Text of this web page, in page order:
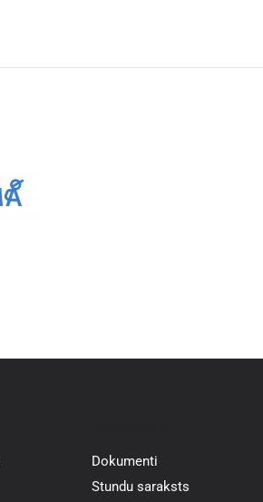
Dokumenti
Stundu saraksts